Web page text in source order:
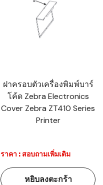
ฝาครอบตัวเครื่องพิมพ์บาร์
โค้ด Zebra Electronics
Cover Zebra ZT410 Series
Printer
ราคา : สอบถามเพิ่มเติม
หยิบลงตะกร้า